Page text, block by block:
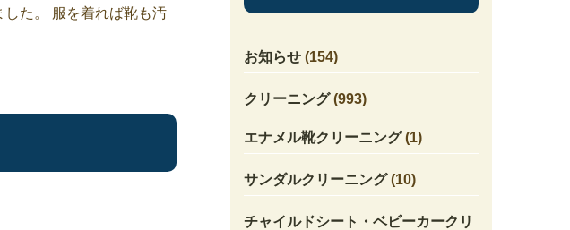
お知らせ(154)
クリーニング(993)
エナメル靴クリーニング(1)
サンダルクリーニング(10)
チャイルドシート・ベビーカークリ
た。 服を着れば靴も汚